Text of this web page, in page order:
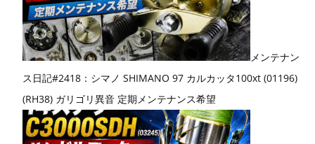
メンテナン
ス日記#2418：シマノ SHIMANO 97 カルカッタ100xt (01196)
(RH38) ガリゴリ異音 定期メンテナンス希望